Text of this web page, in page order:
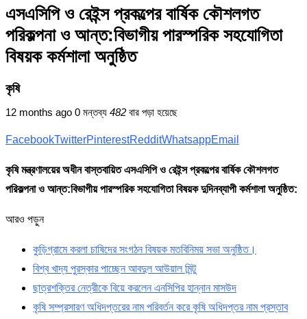
এসএসিপি ও রেইন্স প্রকল্পের বার্ষিক কৌশলগত
পরিকল্পনা ও আন্ত:বিভাগীয় পারস্পরিক সহযোগিতা
বিষয়ক কর্মশালা অনুষ্ঠিত
কৃষি
12 months ago 0 মন্তব্য 482 বার পড়া হয়েছে
FacebookTwitterPinterestRedditWhatsappEmail
কৃষি মন্ত্রণালয়ের অধীন বাস্তবায়িত এসএসিপি ও রেইন্স প্রকল্পের বার্ষিক কৌশলগত
পরিকল্পনা ও আন্ত:বিভাগীয় পারস্পরিক সহযোগিতা বিষয়ক দুদিনব্যাপী কর্মশালা অনুষ্ঠিত:
আরও পড়ুন
কুড়িগ্রামে করলা চাষিদের সংগঠন বিষয়ক মতবিনিময় সভা অনুষ্ঠিত।
বিশ্ব খাদ্য পুরস্কার পাচ্ছেন আবদুল আউয়াল মিন্টু
ছাত্রশক্তির নেত্রীকে বিয়ে করলেন এনসিপির হান্নান মাসউদ
কৃষি সম্প্রসারণ অধিদপ্তরের নাম পরিবর্তন করে কৃষি অধিদপ্তর নাম প্রস্তাব